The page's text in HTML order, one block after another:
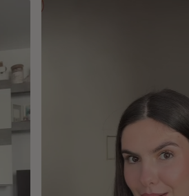
ascórbico), aromas (vainilla,
vitamina B2 (riboflavina),
piridoxina), biotina (D-biotina),
(cianocobalamina)